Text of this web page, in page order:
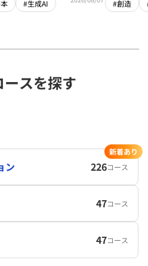
#生成AI #創造
スを探す
ン 226コース
新着あり
47コース
47コース